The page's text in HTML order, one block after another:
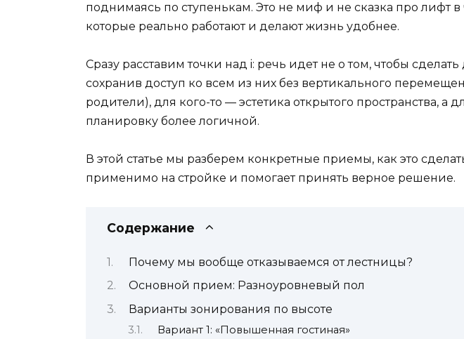
поднимаясь по ступенькам. Это не миф и не сказка про
которые реально работают и делают жизнь удобнее.
Сразу расставим точки над i: речь идет не о том, чтобы
сохранив доступ ко всем из них без вертикального
родители), для кого-то — эстетика открытого пространства,
планировку более логичной.
В этой статье мы разберем конкретные приемы, как это
применимо на стройке и помогает принять верное решение.
Содержание
Почему мы вообще отказываемся от лестницы?
Основной прием: Разноуровневый пол
Варианты зонирования по высоте
Вариант 1: «Повышенная гостиная»